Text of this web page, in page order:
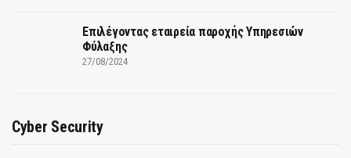
Επιλέγοντας εταιρεία παροχής Υπηρεσιών
Φύλαξης
27/08/2024
Cyber Security